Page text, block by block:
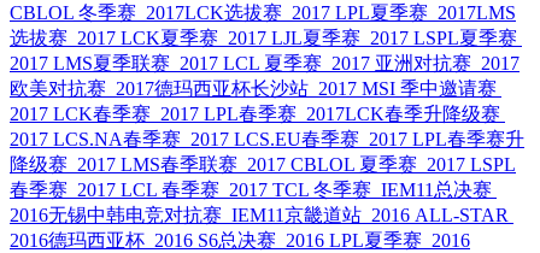
CBLOL 冬季赛 2017LCK选拔赛 2017 LPL夏季赛 2017LMS
选拔赛 2017 LCK夏季赛 2017 LJL夏季赛 2017 LSPL夏季赛
2017 LMS夏季联赛 2017 LCL 夏季赛 2017 亚洲对抗赛 2017
欧美对抗赛 2017德玛西亚杯长沙站 2017 MSI 季中邀请赛
2017 LCK春季赛 2017 LPL春季赛 2017LCK春季升降级赛
2017 LCS.NA春季赛 2017 LCS.EU春季赛 2017 LPL春季赛升
降级赛 2017 LMS春季联赛 2017 CBLOL 夏季赛 2017 LSPL
春季赛 2017 LCL 春季赛 2017 TCL 冬季赛 IEM11总决赛
2016无锡中韩电竞对抗赛 IEM11京畿道站 2016 ALL-STAR
2016德玛西亚杯 2016 S6总决赛 2016 LPL夏季赛 2016